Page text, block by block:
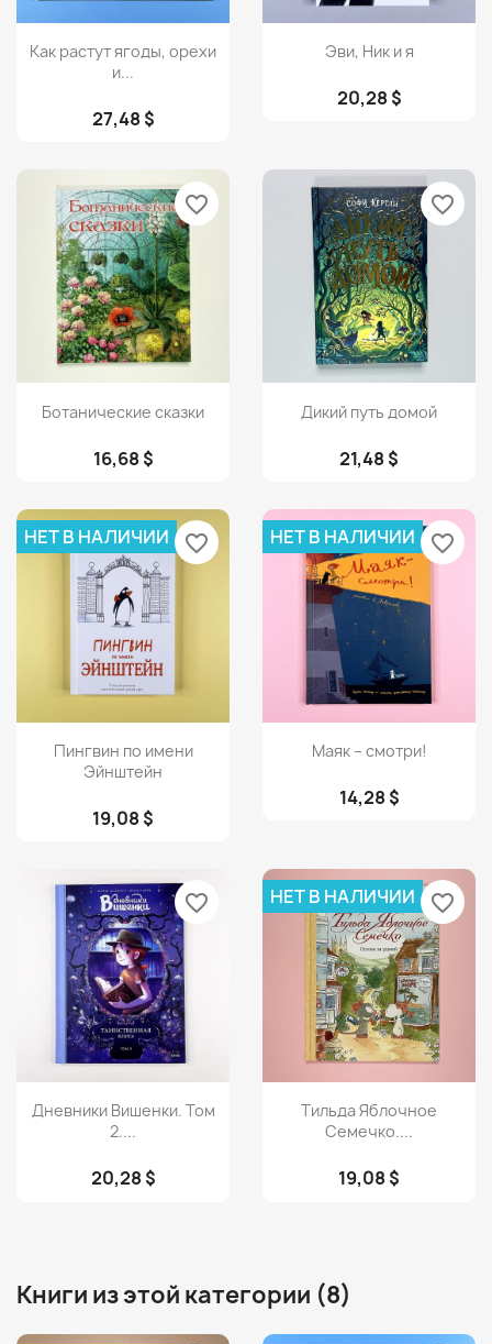
Просмотр
Как растут ягоды, орехи
и...
27,48 $
Просмотр
Эви, Ник и я
20,28 $
Просмотр
Ботанические сказки
16,68 $
favorite_border
Просмотр
Дикий путь домой
21,48 $
favorite_border
Просмотр
Пингвин по имени
Эйнштейн
19,08 $
НЕТ В НАЛИЧИИ favorite_border
Просмотр
Маяк – смотри!
14,28 $
НЕТ В НАЛИЧИИ favorite_border
Просмотр
Дневники Вишенки. Том
2....
20,28 $
favorite_border
Просмотр
Тильда Яблочное
Семечко....
19,08 $
НЕТ В НАЛИЧИИ favorite_border
Книги из этой категории (8)